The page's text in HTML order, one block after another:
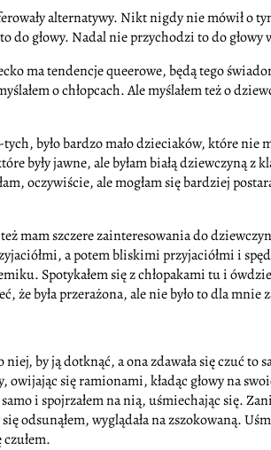
alternatywy. Nikt nigdy nie mówił
do głowy. Nadal nie przychodzi to do
ma tendencje queerowe, będą tego
o chłopcach. Ale myślałem też o
było bardzo mało dzieciaków, które
jawne, ale byłam białą dziewczyną z
oczywiście, ale mogłam się bardziej
mam szczere zainteresowania do
a potem bliskimi przyjaciółmi i
Spotykałem się z chłopakami tu i
że była przerażona, ale nie było to dla mnie
by ją dotknąć, a ona zdawała się czuć
owijając się ramionami, kładąc głowy na
i spojrzałem na nią, uśmiechając się.
odsunąłem, wyglądała na zszokowaną.